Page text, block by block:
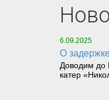
6.09.2025
О
Доводим до
катер